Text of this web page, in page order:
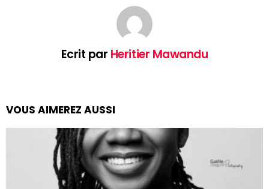
Ecrit par Heritier Mawandu
VOUS AIMEREZ AUSSI